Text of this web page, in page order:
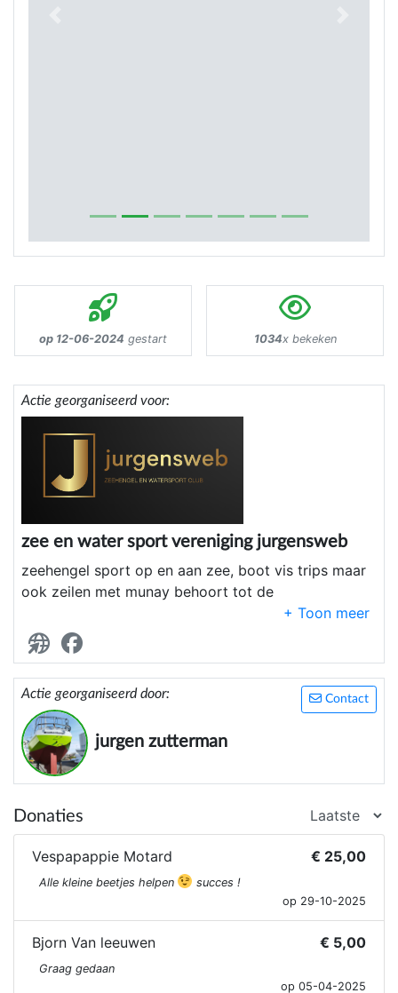
op 12-06-2024 gestart 1034x bekeken
Actie georganiseerd voor:
zee en water sport vereniging jurgensweb
zeehengel sport op en aan zee, boot vis trips maar
ook zeilen met munay behoort tot de
Contact
Actie georganiseerd door:
jurgen zutterman
Donaties
Vespapappie Motard € 25,00
Alle kleine beetjes helpen
succes !
op 29-10-2025
Bjorn Van leeuwen € 5,00
Graag gedaan
op 05-04-2025